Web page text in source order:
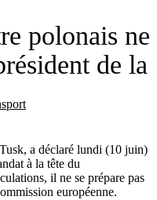
polonais ne
de la
a déclaré lundi (10 juin)
à la tête du
il ne se prépare pas
européenne.